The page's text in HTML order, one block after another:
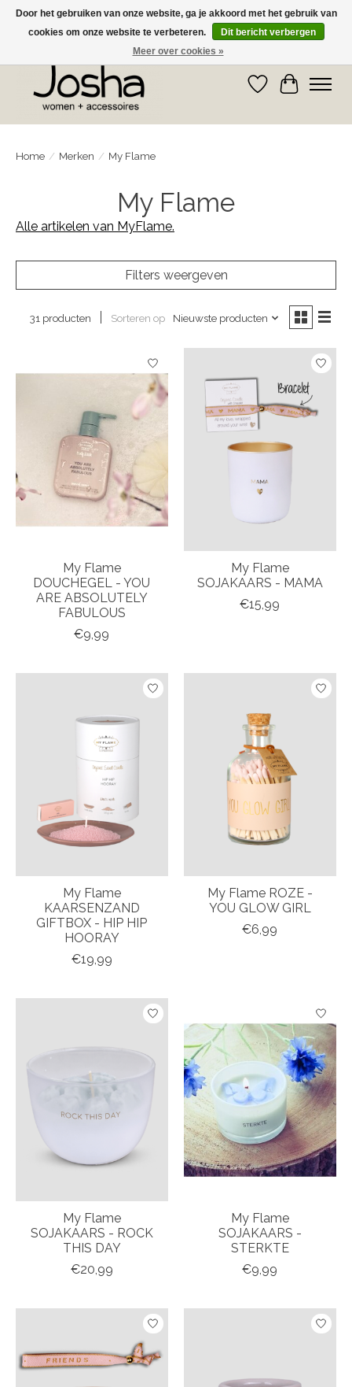
GRATIS OPHALEN IN DE WINKEL EN GRATIS VERZENDING VANAF € 75,00
Verlanglijst
Home / Merken / My Flame
My Flame
Alle artikelen van MyFlame.
Filters weergeven
31 producten Sorteren op Nieuwste producten
My Flame
DOUCHEGEL - YOU
ARE ABSOLUTELY
FABULOUS
€9,99
My Flame
SOJAKAARS - MAMA
€15,99
My Flame
KAARSENZAND
GIFTBOX - HIP HIP
HOORAY
€19,99
My Flame ROZE -
YOU GLOW GIRL
€6,99
My Flame
SOJAKAARS - ROCK
THIS DAY
€20,99
My Flame
SOJAKAARS -
STERKTE
€9,99
Door het gebruiken van onze website, ga je akkoord met het gebruik van
cookies om onze website te verbeteren.
Dit bericht verbergen
Meer over cookies »